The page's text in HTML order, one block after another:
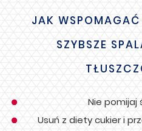
JAK
SZYBSZE
Nie pomijaj
Usuń z diety cukier i